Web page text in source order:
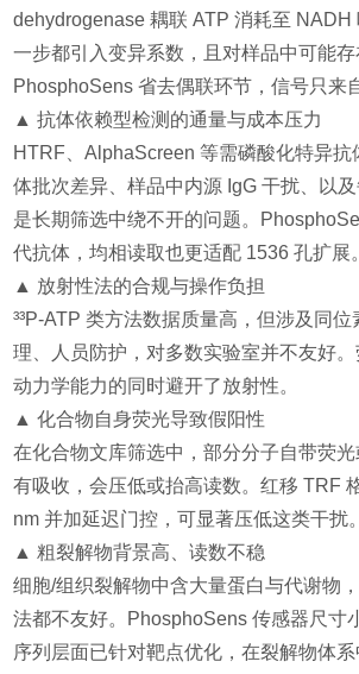
dehydrogenase 耦联 ATP 消耗至 NADH
一步都引入变异系数，且对样品中可能存
PhosphoSens 省去偶联环节，信号只来
▲ 抗体依赖型检测的通量与成本压力
HTRF、AlphaScreen 等需磷酸化特异抗
体批次差异、样品中内源 IgG 干扰、以
是长期筛选中绕不开的问题。
代抗体，均相读取也更适配 1536 孔扩展。
▲ 放射性法的合规与操作负担
³³P-ATP 类方法数据质量高，但涉及同
理、人员防护，对多数实验室并不友好
动力学能力的同时避开了放射性。
▲ 化合物自身荧光导致假阳性
在化合物文库筛选中，部分分子自带荧
有吸收，会压低或抬高读数。红移 TRF
nm 并加延迟门控，可显著压低这类干扰。
▲ 粗裂解物背景高、读数不稳
细胞/组织裂解物中含大量蛋白与代谢物
法都不友好。PhosphoSens 传感器尺寸
序列层面已针对靶点优化，在裂解物体